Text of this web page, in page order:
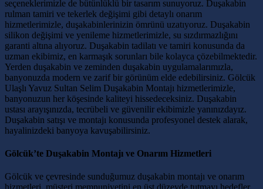
seçeneklerimizle de bütünlüklü bir tasarım sunuyoruz. Duşakabin
rulman tamiri ve tekerlek değişimi gibi detaylı onarım
hizmetlerimizle, duşakabinlerinizin ömrünü uzatıyoruz. Duşakabin
silikon değişimi ve yenileme hizmetlerimizle, su sızdırmazlığını
garanti altına alıyoruz. Duşakabin tadilatı ve tamiri konusunda da
uzman ekibimiz, en karmaşık sorunları bile kolayca çözebilmektedir.
Yerden duşakabin ve zeminden duşakabin uygulamalarımızla,
banyonuzda modern ve zarif bir görünüm elde edebilirsiniz. Gölcük
Ulaşlı Yavuz Sultan Selim Duşakabin Montajı hizmetlerimizle,
banyonuzun her köşesinde kaliteyi hissedeceksiniz. Duşakabin
ustası arayışınızda, tecrübeli ve güvenilir ekibimizle yanınızdayız.
Duşakabin satışı ve montajı konusunda profesyonel destek alarak,
hayalinizdeki banyoya kavuşabilirsiniz.
Gölcük’te Duşakabin Montajı ve Onarım Hizmetleri
Gölcük ve çevresinde sunduğumuz duşakabin montajı ve onarım